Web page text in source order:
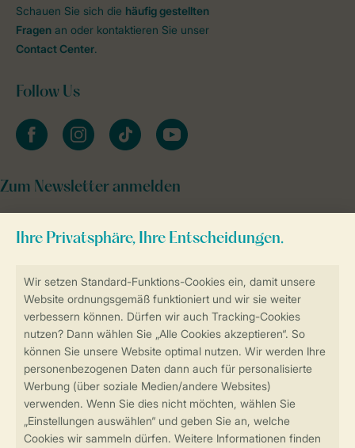
Sicherstellung Deiner Privatsphäre
Sicher und schnell zur Online-Buchung
Sichere Datenübertragung
Sicheres Bezahlen
Schauen Sie sich die häufig gestellten
Fragen an oder kontaktieren Sie unser
Contact Center.
Follow Us
facebookinstagramtiktok youtube
Zum Newsletter anmelden